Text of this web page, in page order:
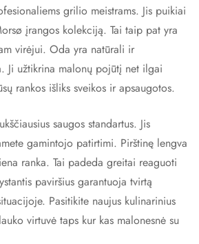
grilio meistrams. Jis puikiai
įrangos kolekciją. Tai taip pat yra
virėjui. Oda yra natūrali ir
Ji užtikrina malonų pojūtį net ilgai
rankos išliks sveikos ir apsaugotos.
saugos standartus. Jis
gamintojo patirtimi. Pirštinę lengva
ranka. Tai padeda greitai reaguoti
paviršius garantuoja tvirtą
Pasitikite naujus kulinarinius
virtuvė taps kur kas malonesnė su